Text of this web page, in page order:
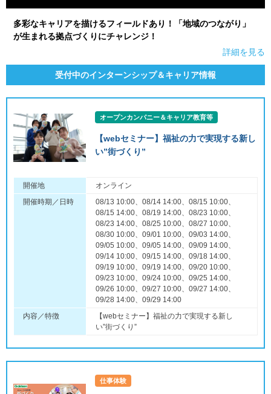
多彩なキャリアを描けるフィールドあり！「地域のつながり」
が生まれる拠点づくりにチャレンジ！
詳細を見る
受付中のインターンシップ＆キャリア情報
オープンカンパニー＆キャリア教育等
【webセミナー】福祉の力で実現する新し
い”街づくり”
開催地
オンライン
開催時期／日時
08/13 10:00、08/14 14:00、08/15 10:00、
08/15 14:00、08/19 14:00、08/23 10:00、
08/23 14:00、08/25 10:00、08/27 10:00、
08/30 10:00、09/01 10:00、09/03 14:00、
09/05 10:00、09/05 14:00、09/09 14:00、
09/14 10:00、09/15 14:00、09/18 14:00、
09/19 10:00、09/19 14:00、09/20 10:00、
09/23 10:00、09/24 10:00、09/25 14:00、
09/26 10:00、09/27 10:00、09/27 14:00、
09/28 14:00、09/29 14:00
内容／特徴
【webセミナー】福祉の力で実現する新し
い”街づくり”
仕事体験